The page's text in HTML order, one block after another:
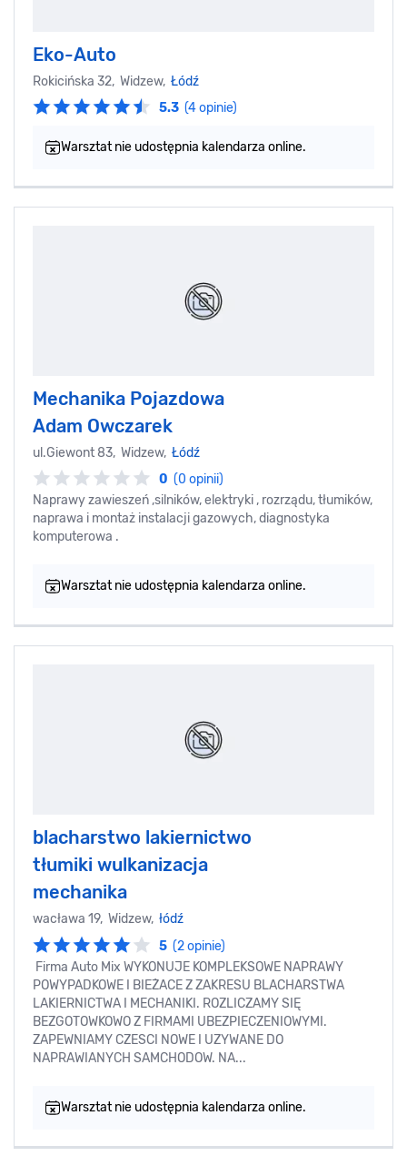
Eko-Auto
Rokicińska 32, Widzew, Łódź
5.3 (4 opinie)
Warsztat nie udostępnia kalendarza online.
Mechanika Pojazdowa
Adam Owczarek
ul.Giewont 83, Widzew, Łódź
0 (0 opinii)
Naprawy zawieszeń ,silników, elektryki , rozrządu, tłumików,
naprawa i montaż instalacji gazowych, diagnostyka
komputerowa .
Warsztat nie udostępnia kalendarza online.
blacharstwo lakiernictwo
tłumiki wulkanizacja
mechanika
wacława 19, Widzew, łódź
5 (2 opinie)
Firma Auto Mix WYKONUJE KOMPLEKSOWE NAPRAWY
POWYPADKOWE I BIEŻACE Z ZAKRESU BLACHARSTWA
LAKIERNICTWA I MECHANIKI. ROZLICZAMY SIĘ
BEZGOTOWKOWO Z FIRMAMI UBEZPIECZENIOWYMI.
ZAPEWNIAMY CZESCI NOWE I UZYWANE DO
NAPRAWIANYCH SAMCHODOW. NA...
Warsztat nie udostępnia kalendarza online.